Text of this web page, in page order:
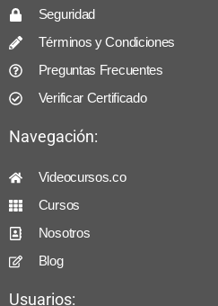
Seguridad
Términos y Condiciones
Preguntas Frecuentes
Verificar Certificado
Navegación:
Videocursos.co
Cursos
Nosotros
Blog
Usuarios: